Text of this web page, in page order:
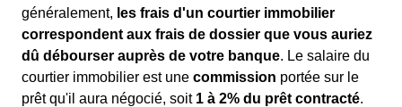
généralement, les frais d'un courtier immobilier
correspondent aux frais de dossier que vous auriez
dû débourser auprès de votre banque. Le salaire du
courtier immobilier est une commission portée sur le
prêt qu'il aura négocié, soit 1 à 2% du prêt contracté.